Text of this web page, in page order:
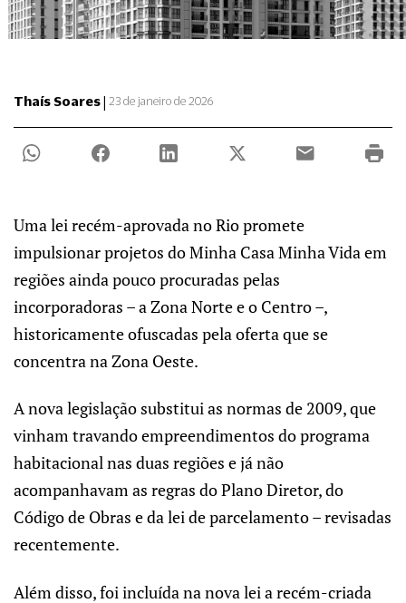
Thaís Soares| 23 de janeiro de 2026
Uma lei recém-aprovada no Rio promete
impulsionar projetos do Minha Casa Minha Vida em
regiões ainda pouco procuradas pelas
incorporadoras – a Zona Norte e o Centro –,
historicamente ofuscadas pela oferta que se
concentra na Zona Oeste.
A nova legislação substitui as normas de 2009, que
vinham travando empreendimentos do programa
habitacional nas duas regiões e já não
acompanhavam as regras do Plano Diretor, do
Código de Obras e da lei de parcelamento – revisadas
recentemente.
Além disso, foi incluída na nova lei a recém-criada